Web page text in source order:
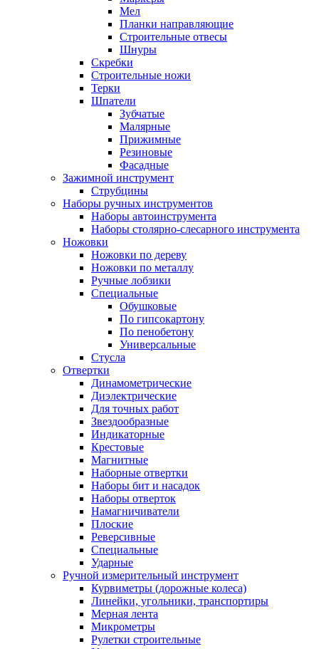
Мел
Планки направляющие
Строительные отвесы
Шнуры
Скребки
Строительные ножи
Терки
Шпатели
Зубчатые
Малярные
Прижимные
Резиновые
Фасадные
Зажимной инструмент
Струбцины
Наборы ручных инструментов
Наборы автоинструмента
Наборы столярно-слесарного инструмента
Ножовки
Ножовки по дереву
Ножовки по металлу
Ручные лобзики
Специальные
Обушковые
По гипсокартону
По пенобетону
Универсальные
Стусла
Отвертки
Динамометрические
Диэлектрические
Для точных работ
Звездообразные
Индикаторные
Крестовые
Магнитные
Наборные отвертки
Наборы бит и насадок
Наборы отверток
Намагничиватели
Плоские
Реверсивные
Специальные
Ударные
Ручной измерительный инструмент
Курвиметры (дорожные колеса)
Линейки, угольники, транспортиры
Мерная лента
Микрометры
Рулетки строительные